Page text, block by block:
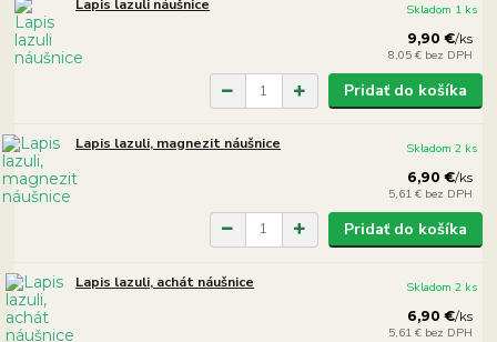
Lapis lazuli náušnice
9,90 €/ks
8,05 € bez DPH
Skladom 1 ks
Pridať do košíka
Lapis lazuli, magnezit náušnice
6,90 €/ks
5,61 € bez DPH
Skladom 2 ks
Pridať do košíka
Lapis lazuli, achát náušnice
6,90 €/ks
5,61 € bez DPH
Skladom 2 ks